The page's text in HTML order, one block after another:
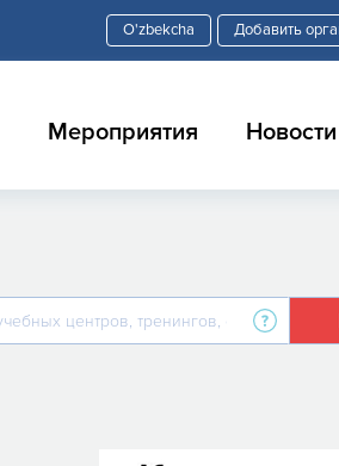
Добавить
Мероприятия Новости